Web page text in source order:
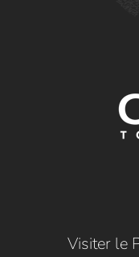
Visiter le